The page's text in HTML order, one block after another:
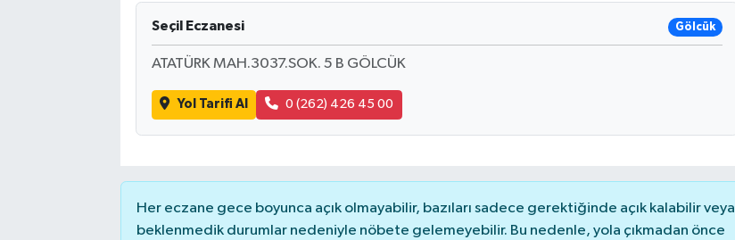
Seçil Eczanesi Gölcük
ATATÜRK MAH.3037.SOK. 5 B GÖLCÜK
Yol Tarifi Al 0 (262) 426 45 00
Her eczane gece boyunca açık olmayabilir, bazıları sadece gerektiğinde açık kalabilir veya
beklenmedik durumlar nedeniyle nöbete gelemeyebilir. Bu nedenle, yola çıkmadan önce
KÜLTÜR SANAT